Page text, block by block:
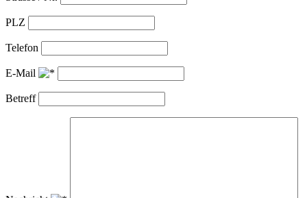
PLZ
Telefon
E-Mail
Betreff